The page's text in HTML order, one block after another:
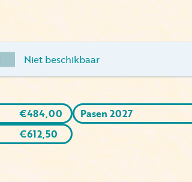
Niet beschikbaar
€484,00 Pasen 2027
€612,50